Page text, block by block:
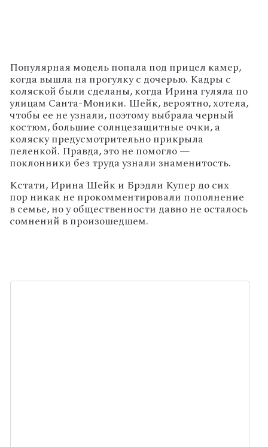
Популярная модель попала под прицел камер,
когда вышла на прогулку с дочерью. Кадры с
коляской были сделаны, когда Ирина гуляла по
улицам Санта-Моники. Шейк, вероятно, хотела,
чтобы ее не узнали, поэтому выбрала черный
костюм, большие солнцезащитные очки, а
коляску предусмотрительно прикрыла
пеленкой. Правда, это не помогло —
поклонники без труда узнали знаменитость.
Кстати, Ирина Шейк и Брэдли Купер до сих
пор никак не прокомментировали пополнение
в семье, но у общественности давно не осталось
сомнений в произошедшем.